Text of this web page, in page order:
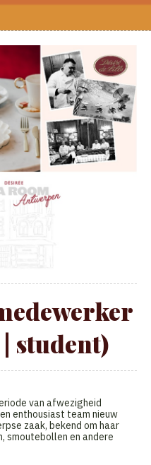
student)
van afwezigheid
enthousiast team nieuw
zaak, bekend om haar
smoutebollen en andere